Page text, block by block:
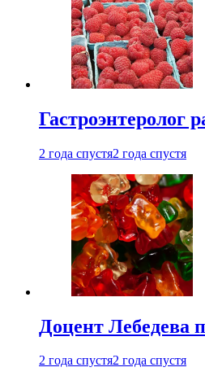
Гастроэнтеролог
2 года спустя2 года спустя
Доцент Лебедева
2 года спустя2 года спустя